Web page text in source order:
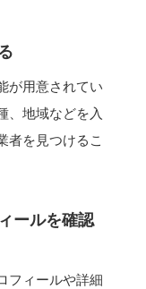
が用意されてい
、地域などを入
者を見つけるこ
ールを確認
フィールや詳細